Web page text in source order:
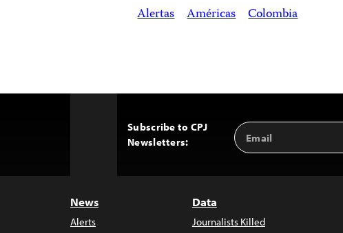
Alertas Américas Colombia
Subscribe to CPJ
Newsletters:
Email
Address
News
Alerts
Data
Journalists Killed